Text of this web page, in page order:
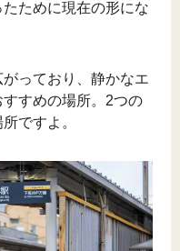
ために現在の形にな
っており、静かなエ
すめの場所。2つの
ですよ。